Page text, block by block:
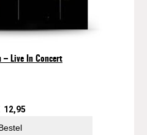
n
d
f
T
r
‎– Live In Concert
12,95